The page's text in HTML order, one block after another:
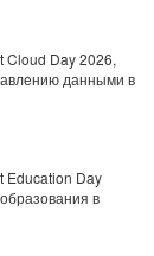
Cloud Day 2026,
данными в
Education Day
в